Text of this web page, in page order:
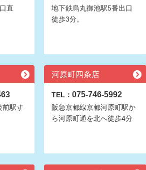
直
地下鉄烏丸御池駅5番出口
徒歩3分。
前駅す
河原町四条店
TEL： 075-746-5992
阪急京都線京都河原町駅か
ら河原町通を北へ徒歩4分